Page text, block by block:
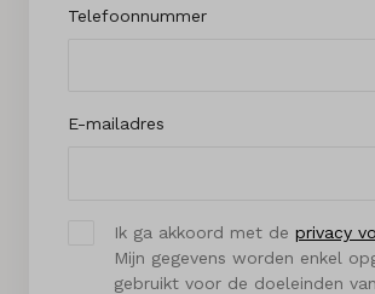
Telefoonnummer
E-mailadres
Ik ga akkoord met de privacy
Mijn gegevens worden enkel
gebruikt voor de doeleinden